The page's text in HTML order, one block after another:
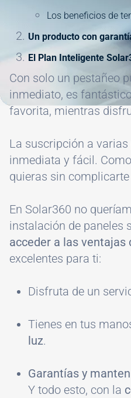
Los beneficios de
Un producto con
El Plan Inteligente
Con solo un pestañeo
inmediato, es
favorita, mientras
La suscripción a
inmediata y fácil.
quieras sin
En Solar360 no
instalación de paneles
acceder a las ventajas
excelentes para ti:
Disfruta de un
Tienes en tus
luz.
Garantías y
Y todo esto, con la